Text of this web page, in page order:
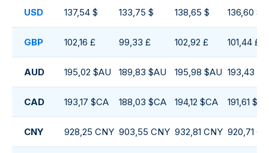
USD 137,54 $ 133,75 $ 138,65 $ 136,60 $
GBP 102,16 £ 99,33 £ 102,92 £ 101,44 £
AUD 195,02 $AU 189,83 $AU 195,98 $AU 193,43
CAD 193,17 $CA 188,03 $CA 194,12 $CA 191,61
CNY 928,25 CNY 903,55 CNY 932,81 CNY 920,71